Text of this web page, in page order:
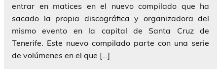
entrar en matices en el nuevo compilado que ha
sacado la propia discográfica y organizadora del
mismo evento en la capital de Santa Cruz de
Tenerife. Este nuevo compilado parte con una serie
de volúmenes en el que […]